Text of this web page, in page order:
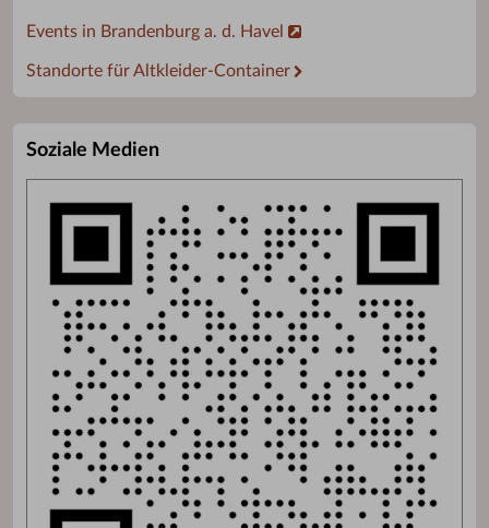
Events in Brandenburg a. d. Havel
Standorte für Altkleider-Container
Soziale Medien